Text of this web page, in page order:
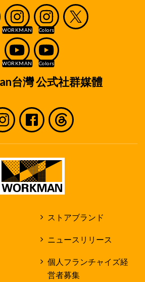
台灣 公式社群媒體
ストアブランド
ニュースリリース
個人フランチャイズ経
営者募集